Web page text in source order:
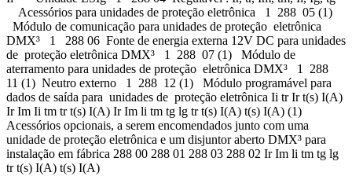
Acessórios para unidades de proteção eletrônica 1 288 05 (1)
Módulo de comunicação para unidades de proteção eletrônica
DMX³ 1 288 06 Fonte de energia externa 12V DC para unidades
de proteção eletrônica DMX³ 1 288 07 (1) Módulo de
aterramento para unidades de proteção eletrônica DMX³ 1 288
11 (1) Neutro externo 1 288 12 (1) Módulo programável para
dados de saída para unidades de proteção eletrônica Ii tr Ir t(s) I(A)
Ir Im Ii tm tr t(s) I(A) Ir Im li tm tg lg tr t(s) I(A) t(s) I(A) (1)
Acessórios opcionais, a serem encomendados junto com uma
unidade de proteção eletrônica e um disjuntor aberto DMX³ para
instalação em fábrica 288 00 288 01 288 03 288 02 Ir Im li tm tg lg
tr t(s) I(A) t(s) I(A)